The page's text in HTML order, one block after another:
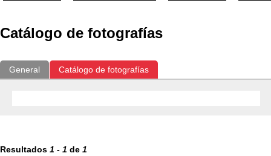
Catálogo de fotografías
General Catálogo de fotografías
Resultados 1 - 1 de 1